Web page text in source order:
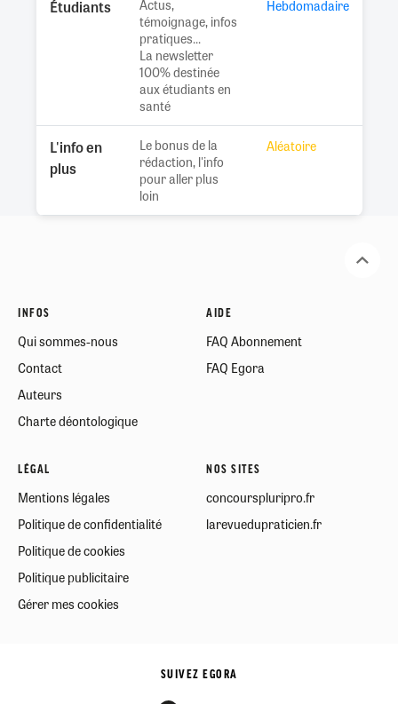
Étudiants
Actus,
témoignage, infos
pratiques...
La newsletter
100% destinée
aux étudiants en
santé
Hebdomadaire
L'info en
plus
Le bonus de la
rédaction, l'info
pour aller plus
loin
Aléatoire
INFOS
Qui sommes-nous
Contact
Auteurs
Charte déontologique
AIDE
FAQ Abonnement
FAQ Egora
LÉGAL
Mentions légales
Politique de confidentialité
Politique de cookies
Politique publicitaire
Gérer mes cookies
NOS SITES
concourspluripro.fr
larevuedupraticien.fr
SUIVEZ EGORA